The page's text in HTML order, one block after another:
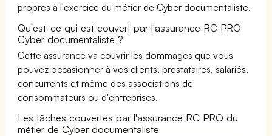
propres à l'exercice du métier de Cyber documentaliste.
Qu'est-ce qui est couvert par l'assurance RC PRO
Cyber documentaliste ?
Cette assurance va couvrir les dommages que vous
pouvez occasionner à vos clients, prestataires, salariés,
concurrents et même des associations de
consommateurs ou d'entreprises.
Les tâches couvertes par l'assurance RC PRO du
métier de Cyber documentaliste